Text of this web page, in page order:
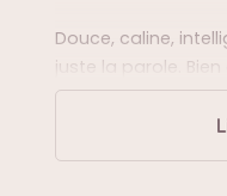
Douce, caline,
juste la parole.
travers un simple
Son jouet